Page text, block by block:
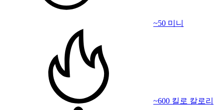
~50 미니
~600 킬로 칼로리